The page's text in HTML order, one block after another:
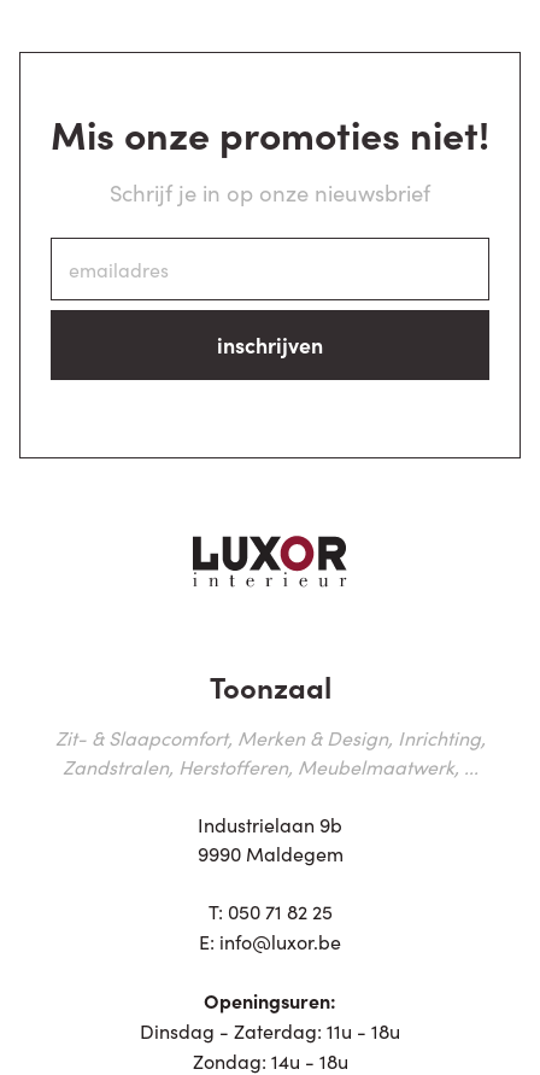
Mis onze promoties niet!
Schrijf je in op onze nieuwsbrief
inschrijven
Toonzaal
Zit- & Slaapcomfort, Merken & Design, Inrichting,
Zandstralen, Herstofferen, Meubelmaatwerk, ...
Industrielaan 9b
9990 Maldegem
T: 050 71 82 25
E: info@luxor.be
Openingsuren:
Dinsdag - Zaterdag: 11u - 18u
Zondag: 14u - 18u